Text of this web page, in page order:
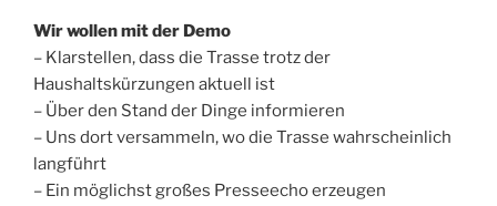
Wir wollen mit der Demo
– Klarstellen, dass die Trasse trotz der
Haushaltskürzungen aktuell ist
– Über den Stand der Dinge informieren
– Uns dort versammeln, wo die Trasse wahrscheinlich
langführt
– Ein möglichst großes Presseecho erzeugen